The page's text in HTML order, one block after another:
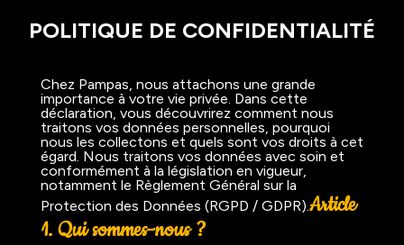
POLITIQUE DE CONFIDENTIALITÉ
Chez Pampas, nous attachons une grande
importance à votre vie privée. Dans cette
déclaration, vous découvrirez comment nous
traitons vos données personnelles, pourquoi
nous les collectons et quels sont vos droits à cet
égard. Nous traitons vos données avec soin et
conformément à la législation en vigueur,
notamment le Règlement Général sur la
Protection des Données (RGPD / GDPR).Article
1. Qui sommes-nous ?